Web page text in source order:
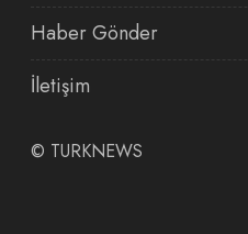
Haber Gönder
İletişim
© TURKNEWS